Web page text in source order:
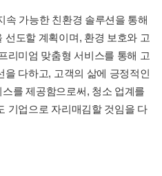
속 가능한 친환경 솔루션을 통해
선도할 계획이며, 환경 보호와 고
리미엄 맞춤형 서비스를 통해 고
을 다하고, 고객의 삶에 긍정적인
를 제공함으로써, 청소 업계를
기업으로 자리매김할 것임을 다